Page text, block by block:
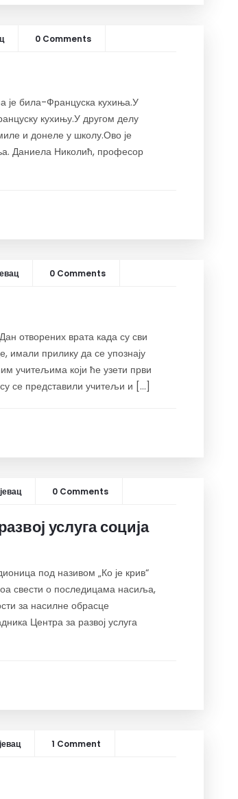
0 Comments
је била-Француска кухиња.У
кухињу.У другом делу
и донеле у школу.Ово је
Даниела Николић, професор
0 Comments
отворених врата када су сви
имали прилику да се упознају
учитељима који ће узети први
се представили учитељи и […]
0 Comments
услуга соција
под називом „Ко је крив“
свести о последицама насиља,
за насилне обрасце
Центра за развој услуга
1 Comment